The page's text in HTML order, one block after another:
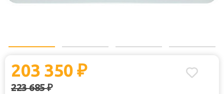
203 350₽
223 685₽